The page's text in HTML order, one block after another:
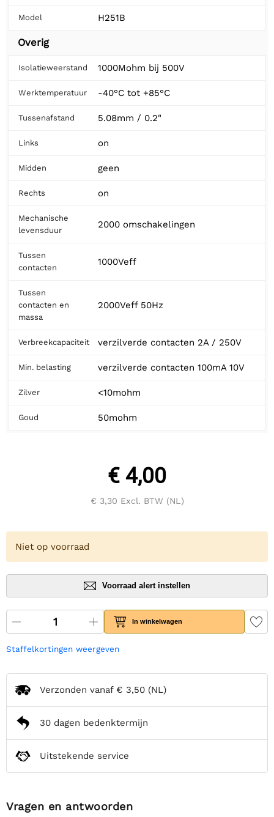
Model H251B
Overig
Isolatieweerstand 1000Mohm bij 500V
Werktemperatuur -40°C tot +85°C
Tussenafstand 5.08mm / 0.2"
Links on
Midden geen
Rechts on
Mechanische
levensduur
2000 omschakelingen
Tussen
contacten
1000Veff
Tussen
contacten en
massa
2000Veff 50Hz
Verbreekcapaciteit verzilverde contacten 2A / 250V
Min. belasting verzilverde contacten 100mA 10V
Zilver <10mohm
Goud 50mohm
€ 4,00
€ 3,30 Excl. BTW (NL)
Niet op voorraad
Voorraad alert instellen
In winkelwagen
Staffelkortingen weergeven
Verzonden vanaf € 3,50 (NL)
30 dagen bedenktermijn
Uitstekende service
Vragen en antwoorden